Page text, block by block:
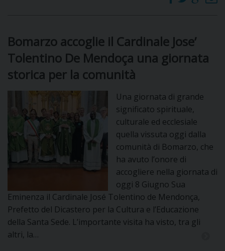
Bomarzo accoglie il Cardinale Jose’
Tolentino De Mendoça una giornata
storica per la comunità
Una giornata di grande
significato spirituale,
culturale ed ecclesiale
quella vissuta oggi dalla
comunità di Bomarzo, che
ha avuto l’onore di
accogliere nella giornata di
oggi 8 Giugno Sua
Eminenza il Cardinale José Tolentino de Mendonça,
Prefetto del Dicastero per la Cultura e l’Educazione
della Santa Sede. L’importante visita ha visto, tra gli
altri, la…